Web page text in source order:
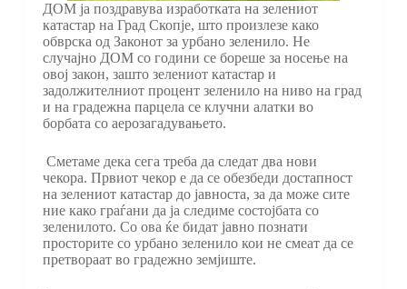
ДОМ ја поздравува изработката на зелениот
катастар на Град Скопје, што произлезе како
обврска од Законот за урбано зеленило. Не
случајно ДОМ со години се бореше за носење на
овој закон, зашто зелениот катастар и
задолжителниот процент зеленило на ниво на град
и на градежна парцела се клучни алатки во
борбата со аерозагадувањето.
Сметаме дека сега треба да следат два нови
чекора. Првиот чекор е да се обезбеди достапност
на зелениот катастар до јавноста, за да може сите
ние како граѓани да ја следиме состојбата со
зеленилото. Со ова ќе бидат јавно познати
просторите со урбано зеленило кои не смеат да се
претвораат во градежно земјиште.